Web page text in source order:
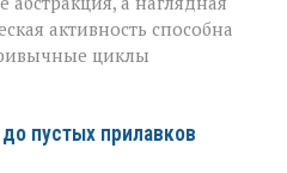
активность способна
циклы
пустых прилавков